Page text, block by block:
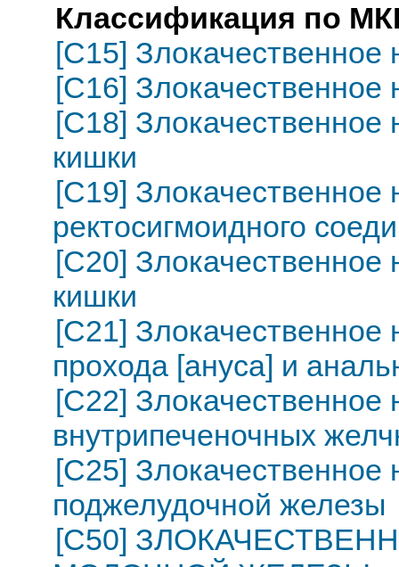
Классификация по
[C15]
[C16] Злокачественное
[C18] Злокачественное
кишки
[C19] Злокачественное
ректосигмоидного
[C20]
кишки
[C21] Злокачественное
прохода [ануса] и
[C22] Злокачественное
внутрипеченочных
[C25] Злокачественное
поджелудочной железы
[C50]